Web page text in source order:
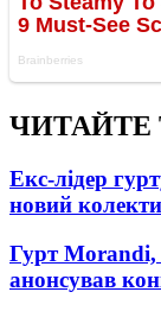
ЧИТАЙТЕ
Екс-лідер
новий
Гурт Morandi,
анонсував